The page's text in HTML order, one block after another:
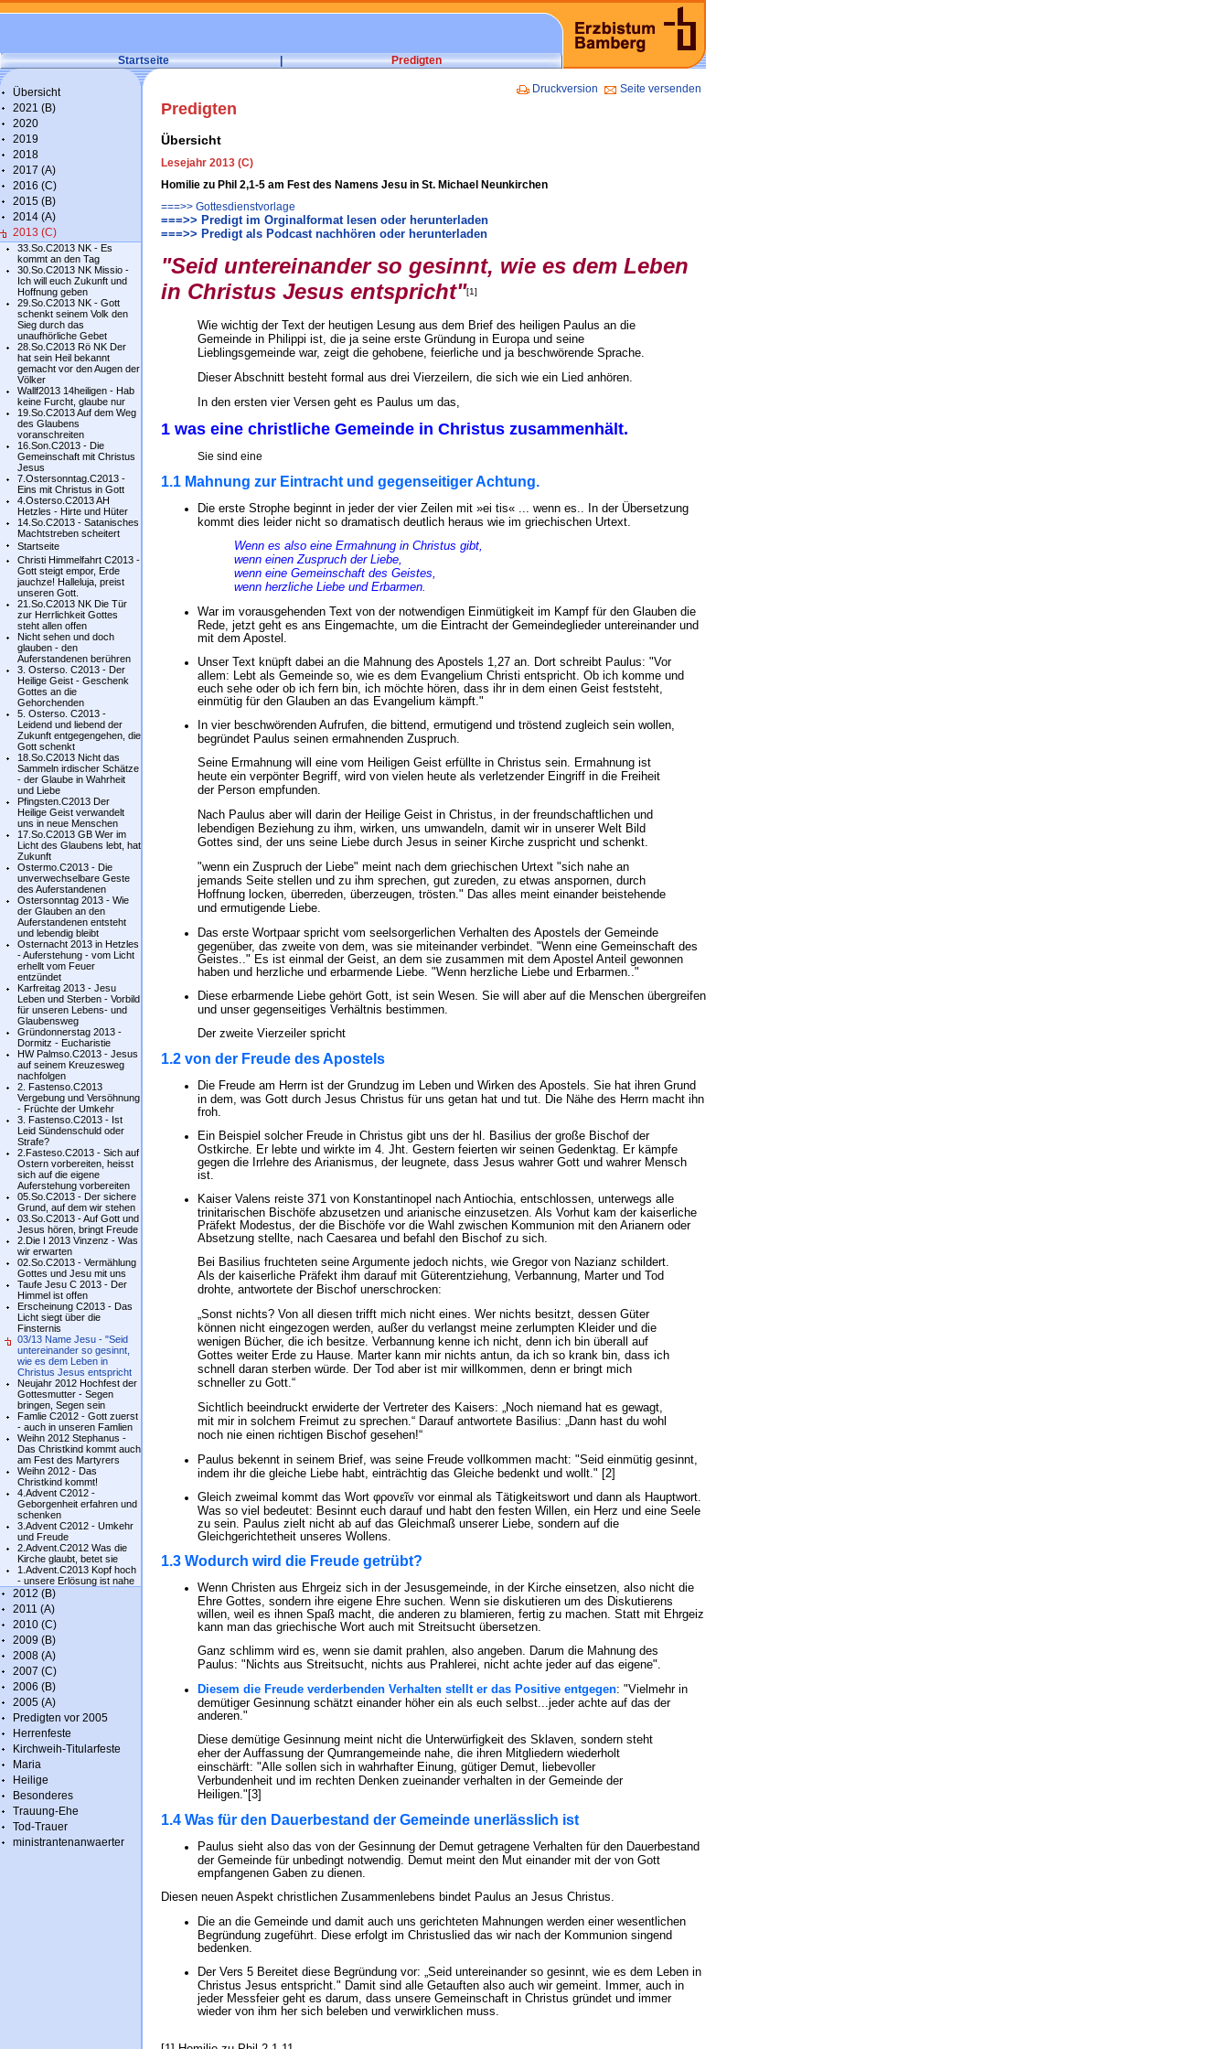
Startseite | Predigten
Übersicht
2021 (B)
2020
2019
2018
2017 (A)
2016 (C)
2015 (B)
2014 (A)
2013 (C)
33.So.C2013 NK - Es
kommt an den Tag
30.So.C2013 NK Missio -
Ich will euch Zukunft und
Hoffnung geben
29.So.C2013 NK - Gott
schenkt seinem Volk den
Sieg durch das
unaufhörliche Gebet
28.So.C2013 Rö NK Der
hat sein Heil bekannt
gemacht vor den Augen der
Völker
Wallf2013 14heiligen - Hab
keine Furcht, glaube nur
19.So.C2013 Auf dem Weg
des Glaubens
voranschreiten
16.Son.C2013 - Die
Gemeinschaft mit Christus
Jesus
7.Ostersonntag.C2013 -
Eins mit Christus in Gott
4.Osterso.C2013 AH
Hetzles - Hirte und Hüter
14.So.C2013 - Satanisches
Machtstreben scheitert
Startseite
Christi Himmelfahrt C2013 -
Gott steigt empor, Erde
jauchze! Halleluja, preist
unseren Gott.
21.So.C2013 NK Die Tür
zur Herrlichkeit Gottes
steht allen offen
Nicht sehen und doch
glauben - den
Auferstandenen berühren
3. Osterso. C2013 - Der
Heilige Geist - Geschenk
Gottes an die
Gehorchenden
5. Osterso. C2013 -
Leidend und liebend der
Zukunft entgegengehen, die
Gott schenkt
18.So.C2013 Nicht das
Sammeln irdischer Schätze
- der Glaube in Wahrheit
und Liebe
Pfingsten.C2013 Der
Heilige Geist verwandelt
uns in neue Menschen
17.So.C2013 GB Wer im
Licht des Glaubens lebt, hat
Zukunft
Ostermo.C2013 - Die
unverwechselbare Geste
des Auferstandenen
Ostersonntag 2013 - Wie
der Glauben an den
Auferstandenen entsteht
und lebendig bleibt
Osternacht 2013 in Hetzles
- Auferstehung - vom Licht
erhellt vom Feuer
entzündet
Karfreitag 2013 - Jesu
Leben und Sterben - Vorbild
für unseren Lebens- und
Glaubensweg
Gründonnerstag 2013 -
Dormitz - Eucharistie
HW Palmso.C2013 - Jesus
auf seinem Kreuzesweg
nachfolgen
2. Fastenso.C2013
Vergebung und Versöhnung
- Früchte der Umkehr
3. Fastenso.C2013 - Ist
Leid Sündenschuld oder
Strafe?
2.Fasteso.C2013 - Sich auf
Ostern vorbereiten, heisst
sich auf die eigene
Auferstehung vorbereiten
05.So.C2013 - Der sichere
Grund, auf dem wir stehen
03.So.C2013 - Auf Gott und
Jesus hören, bringt Freude
2.Die I 2013 Vinzenz - Was
wir erwarten
02.So.C2013 - Vermählung
Gottes und Jesu mit uns
Taufe Jesu C 2013 - Der
Himmel ist offen
Erscheinung C2013 - Das
Licht siegt über die
Finsternis
03/13 Name Jesu - "Seid
untereinander so gesinnt,
wie es dem Leben in
Christus Jesus entspricht
Neujahr 2012 Hochfest der
Gottesmutter - Segen
bringen, Segen sein
Famlie C2012 - Gott zuerst
- auch in unseren Famlien
Weihn 2012 Stephanus -
Das Christkind kommt auch
am Fest des Martyrers
Weihn 2012 - Das
Christkind kommt!
4.Advent C2012 -
Geborgenheit erfahren und
schenken
3.Advent C2012 - Umkehr
und Freude
2.Advent.C2012 Was die
Kirche glaubt, betet sie
1.Advent.C2013 Kopf hoch
- unsere Erlösung ist nahe
2012 (B)
2011 (A)
2010 (C)
2009 (B)
2008 (A)
2007 (C)
2006 (B)
2005 (A)
Predigten vor 2005
Herrenfeste
Kirchweih-Titularfeste
Maria
Heilige
Besonderes
Trauung-Ehe
Tod-Trauer
ministrantenanwaerter
Druckversion Seite versenden
Predigten
Übersicht
Lesejahr 2013 (C)
Homilie zu Phil 2,1-5 am Fest des Namens Jesu in St. Michael Neunkirchen
===>> Gottesdienstvorlage
===>> Predigt im Orginalformat lesen oder herunterladen
===>> Predigt als Podcast nachhören oder herunterladen
"Seid untereinander so gesinnt, wie es dem Leben
in Christus Jesus entspricht"[1]
Wie wichtig der Text der heutigen Lesung aus dem Brief des heiligen Paulus an die
Gemeinde in Philippi ist, die ja seine erste Gründung in Europa und seine
Lieblingsgemeinde war, zeigt die gehobene, feierliche und ja beschwörende Sprache.
Dieser Abschnitt besteht formal aus drei Vierzeilern, die sich wie ein Lied anhören.
In den ersten vier Versen geht es Paulus um das,
1 was eine christliche Gemeinde in Christus zusammenhält.
Sie sind eine
1.1 Mahnung zur Eintracht und gegenseitiger Achtung.
Die erste Strophe beginnt in jeder der vier Zeilen mit »ei tis« ... wenn es.. In der Übersetzung
kommt dies leider nicht so dramatisch deutlich heraus wie im griechischen Urtext.
Wenn es also eine Ermahnung in Christus gibt,
wenn einen Zuspruch der Liebe,
wenn eine Gemeinschaft des Geistes,
wenn herzliche Liebe und Erbarmen.
War im vorausgehenden Text von der notwendigen Einmütigkeit im Kampf für den Glauben die
Rede, jetzt geht es ans Eingemachte, um die Eintracht der Gemeindeglieder untereinander und
mit dem Apostel.
Unser Text knüpft dabei an die Mahnung des Apostels 1,27 an. Dort schreibt Paulus: "Vor
allem: Lebt als Gemeinde so, wie es dem Evangelium Christi entspricht. Ob ich komme und
euch sehe oder ob ich fern bin, ich möchte hören, dass ihr in dem einen Geist feststeht,
einmütig für den Glauben an das Evangelium kämpft."
In vier beschwörenden Aufrufen, die bittend, ermutigend und tröstend zugleich sein wollen,
begründet Paulus seinen ermahnenden Zuspruch.
Seine Ermahnung will eine vom Heiligen Geist erfüllte in Christus sein. Ermahnung ist
heute ein verpönter Begriff, wird von vielen heute als verletzender Eingriff in die Freiheit
der Person empfunden.
Nach Paulus aber will darin der Heilige Geist in Christus, in der freundschaftlichen und
lebendigen Beziehung zu ihm, wirken, uns umwandeln, damit wir in unserer Welt Bild
Gottes sind, der uns seine Liebe durch Jesus in seiner Kirche zuspricht und schenkt.
"wenn ein Zuspruch der Liebe" meint nach dem griechischen Urtext "sich nahe an
jemands Seite stellen und zu ihm sprechen, gut zureden, zu etwas anspornen, durch
Hoffnung locken, überreden, überzeugen, trösten." Das alles meint einander beistehende
und ermutigende Liebe.
Das erste Wortpaar spricht vom seelsorgerlichen Verhalten des Apostels der Gemeinde
gegenüber, das zweite von dem, was sie miteinander verbindet. "Wenn eine Gemeinschaft des
Geistes.." Es ist einmal der Geist, an dem sie zusammen mit dem Apostel Anteil gewonnen
haben und herzliche und erbarmende Liebe. "Wenn herzliche Liebe und Erbarmen.."
Diese erbarmende Liebe gehört Gott, ist sein Wesen. Sie will aber auf die Menschen übergreifen
und unser gegenseitiges Verhältnis bestimmen.
Der zweite Vierzeiler spricht
1.2 von der Freude des Apostels
Die Freude am Herrn ist der Grundzug im Leben und Wirken des Apostels. Sie hat ihren Grund
in dem, was Gott durch Jesus Christus für uns getan hat und tut. Die Nähe des Herrn macht ihn
froh.
Ein Beispiel solcher Freude in Christus gibt uns der hl. Basilius der große Bischof der
Ostkirche. Er lebte und wirkte im 4. Jht. Gestern feierten wir seinen Gedenktag. Er kämpfe
gegen die Irrlehre des Arianismus, der leugnete, dass Jesus wahrer Gott und wahrer Mensch
ist.
Kaiser Valens reiste 371 von Konstantinopel nach Antiochia, entschlossen, unterwegs alle
trinitarischen Bischöfe abzusetzen und arianische einzusetzen. Als Vorhut kam der kaiserliche
Präfekt Modestus, der die Bischöfe vor die Wahl zwischen Kommunion mit den Arianern oder
Absetzung stellte, nach Caesarea und befahl den Bischof zu sich.
Bei Basilius fruchteten seine Argumente jedoch nichts, wie Gregor von Nazianz schildert.
Als der kaiserliche Präfekt ihm darauf mit Güterentziehung, Verbannung, Marter und Tod
drohte, antwortete der Bischof unerschrocken:
„Sonst nichts? Von all diesen trifft mich nicht eines. Wer nichts besitzt, dessen Güter
können nicht eingezogen werden, außer du verlangst meine zerlumpten Kleider und die
wenigen Bücher, die ich besitze. Verbannung kenne ich nicht, denn ich bin überall auf
Gottes weiter Erde zu Hause. Marter kann mir nichts antun, da ich so krank bin, dass ich
schnell daran sterben würde. Der Tod aber ist mir willkommen, denn er bringt mich
schneller zu Gott.“
Sichtlich beeindruckt erwiderte der Vertreter des Kaisers: „Noch niemand hat es gewagt,
mit mir in solchem Freimut zu sprechen.“ Darauf antwortete Basilius: „Dann hast du wohl
noch nie einen richtigen Bischof gesehen!“
Paulus bekennt in seinem Brief, was seine Freude vollkommen macht: "Seid einmütig gesinnt,
indem ihr die gleiche Liebe habt, einträchtig das Gleiche bedenkt und wollt." [2]
Gleich zweimal kommt das Wort φρονεῖν vor einmal als Tätigkeitswort und dann als Hauptwort.
Was so viel bedeutet: Besinnt euch darauf und habt den festen Willen, ein Herz und eine Seele
zu sein. Paulus zielt nicht ab auf das Gleichmaß unserer Liebe, sondern auf die
Gleichgerichtetheit unseres Wollens.
1.3 Wodurch wird die Freude getrübt?
Wenn Christen aus Ehrgeiz sich in der Jesusgemeinde, in der Kirche einsetzen, also nicht die
Ehre Gottes, sondern ihre eigene Ehre suchen. Wenn sie diskutieren um des Diskutierens
willen, weil es ihnen Spaß macht, die anderen zu blamieren, fertig zu machen. Statt mit Ehrgeiz
kann man das griechische Wort auch mit Streitsucht übersetzen.
Ganz schlimm wird es, wenn sie damit prahlen, also angeben. Darum die Mahnung des
Paulus: "Nichts aus Streitsucht, nichts aus Prahlerei, nicht achte jeder auf das eigene".
Diesem die Freude verderbenden Verhalten stellt er das Positive entgegen: "Vielmehr in
demütiger Gesinnung schätzt einander höher ein als euch selbst...jeder achte auf das der
anderen."
Diese demütige Gesinnung meint nicht die Unterwürfigkeit des Sklaven, sondern steht
eher der Auffassung der Qumrangemeinde nahe, die ihren Mitgliedern wiederholt
einschärft: "Alle sollen sich in wahrhafter Einung, gütiger Demut, liebevoller
Verbundenheit und im rechten Denken zueinander verhalten in der Gemeinde der
Heiligen."[3]
1.4 Was für den Dauerbestand der Gemeinde unerlässlich ist
Paulus sieht also das von der Gesinnung der Demut getragene Verhalten für den Dauerbestand
der Gemeinde für unbedingt notwendig. Demut meint den Mut einander mit der von Gott
empfangenen Gaben zu dienen.
Diesen neuen Aspekt christlichen Zusammenlebens bindet Paulus an Jesus Christus.
Die an die Gemeinde und damit auch uns gerichteten Mahnungen werden einer wesentlichen
Begründung zugeführt. Diese erfolgt im Christuslied das wir nach der Kommunion singend
bedenken.
Der Vers 5 Bereitet diese Begründung vor: „Seid untereinander so gesinnt, wie es dem Leben in
Christus Jesus entspricht." Damit sind alle Getauften also auch wir gemeint. Immer, auch in
jeder Messfeier geht es darum, dass unsere Gemeinschaft in Christus gründet und immer
wieder von ihm her sich beleben und verwirklichen muss.